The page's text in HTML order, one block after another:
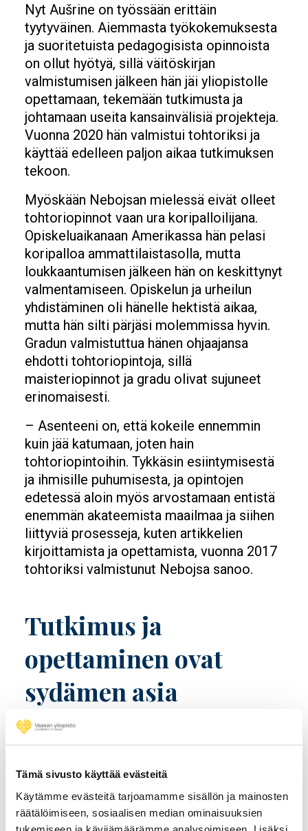
Tämä sivusto käyttää evästeitä
Käytämme evästeitä tarjoamamme sisällön ja mainosten
räätälöimiseen, sosiaalisen median ominaisuuksien
Nyt Aušrine on työssään erittäin
tyytyväinen. Aiemmasta työkokemuksesta
ja suoritetuista pedagogisista opinnoista
on ollut hyötyä, sillä väitöskirjan
valmistumisen jälkeen hän jäi yliopistolle
opettamaan, tekemään tutkimusta ja
johtamaan useita kansainvälisiä projekteja.
Vuonna 2020 hän valmistui tohtoriksi ja
käyttää edelleen paljon aikaa tutkimuksen
tekoon.
Myöskään Nebojsan mielessä eivät olleet
tohtoriopinnot vaan ura koripalloilijana.
Opiskeluaikanaan Amerikassa hän pelasi
koripalloa ammattilaistasolla, mutta
loukkaantumisen jälkeen hän on keskittynyt
valmentamiseen. Opiskelun ja urheilun
yhdistäminen oli hänelle hektistä aikaa,
mutta hän silti pärjäsi molemmissa hyvin.
Gradun valmistuttua hänen ohjaajansa
ehdotti tohtoriopintoja, sillä
maisteriopinnot ja gradu olivat sujuneet
erinomaisesti.
– Asenteeni on, että kokeile ennemmin
kuin jää katumaan, joten hain
tohtoriopintoihin. Tykkäsin esiintymisestä
ja ihmisille puhumisesta, ja opintojen
edetessä aloin myös arvostamaan entistä
enemmän akateemista maailmaa ja siihen
liittyviä prosesseja, kuten artikkelien
kirjoittamista ja opettamista, vuonna 2017
tohtoriksi valmistunut Nebojsa sanoo.
Tutkimus ja
opettaminen ovat
sydämen asia
Tohtoriopintojen jälkeen tutkimus ja
opettaminen ovat pitäneet molemmat
kansainväliseen strategiseen johtamiseen,
kehittyneisiin teknologioihin (esim.
lohkoketjut, tekoäly, SaaS) ja sosiaaliseen